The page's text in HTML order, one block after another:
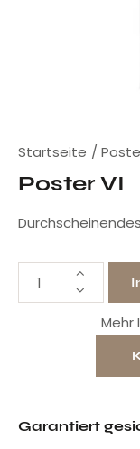
Startseite
Poster VI
Garantiert